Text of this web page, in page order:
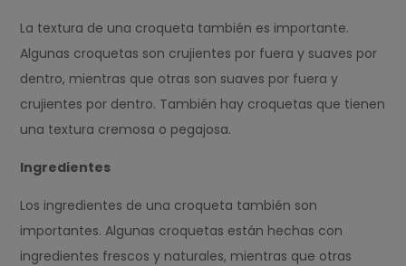
La textura de una croqueta también es importante.
Algunas croquetas son crujientes por fuera y suaves por
dentro, mientras que otras son suaves por fuera y
crujientes por dentro. También hay croquetas que tienen
una textura cremosa o pegajosa.
Ingredientes
Los ingredientes de una croqueta también son
importantes. Algunas croquetas están hechas con
ingredientes frescos y naturales, mientras que otras